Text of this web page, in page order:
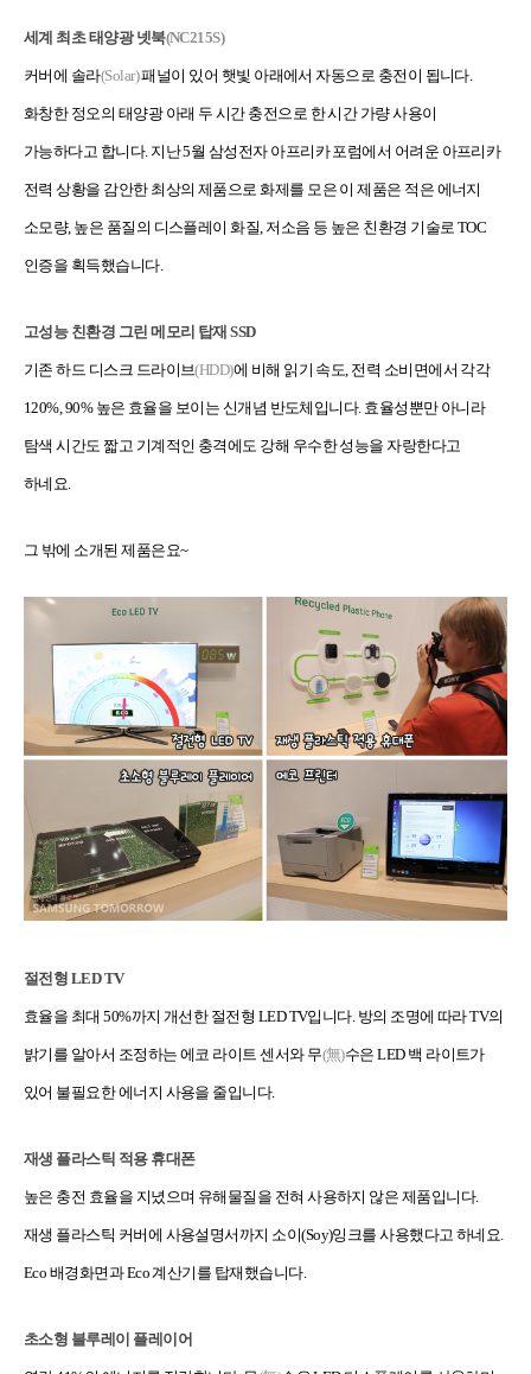
세계 최초 태양광 넷북(NC215S)
커버에 솔라(Solar)패널이 있어 햇빛 아래에서 자동으로 충전이 됩니다.
화창한 정오의 태양광 아래 두 시간 충전으로 한 시간 가량 사용이
가능하다고 합니다. 지난 5월 삼성전자 아프리카 포럼에서 어려운 아프리카
전력 상황을 감안한 최상의 제품으로 화제를 모은 이 제품은 적은 에너지
소모량, 높은 품질의 디스플레이 화질, 저소음 등 높은 친환경 기술로 TOC
인증을 획득했습니다.
고성능 친환경 그린 메모리 탑재 SSD
기존 하드 디스크 드라이브(HDD)에 비해 읽기 속도, 전력 소비면에서 각각
120%, 90% 높은 효율을 보이는 신개념 반도체입니다. 효율성뿐만 아니라
탐색 시간도 짧고 기계적인 충격에도 강해 우수한 성능을 자랑한다고
하네요.
그 밖에 소개된 제품은요~
절전형 LED TV
효율을 최대 50%까지 개선한 절전형 LED TV입니다. 방의 조명에 따라 TV의
밝기를 알아서 조정하는 에코 라이트 센서와 무(無)수은 LED 백 라이트가
있어 불필요한 에너지 사용을 줄입니다.
재생 플라스틱 적용 휴대폰
높은 충전 효율을 지녔으며 유해물질을 전혀 사용하지 않은 제품입니다.
재생 플라스틱 커버에 사용설명서까지 소이(Soy)잉크를 사용했다고 하네요.
Eco 배경화면과 Eco 계산기를 탑재했습니다.
초소형 블루레이 플레이어